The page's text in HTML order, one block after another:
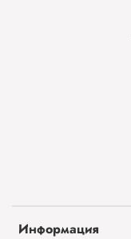
Информация